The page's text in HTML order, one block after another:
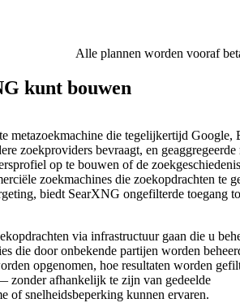
Alle plannen worden vooraf
kunt bouwen
metazoekmachine die tegelijkertijd Google,
zoekproviders bevraagt, en geaggregeerde
op te bouwen of de
zoekmachines die zoekopdrachten te
biedt SearXNG ongefilterde toegang
via infrastructuur gaan die u
die door onbekende partijen worden
opgenomen, hoe resultaten worden
zonder afhankelijk te zijn van gedeelde
of snelheidsbeperking kunnen ervaren.